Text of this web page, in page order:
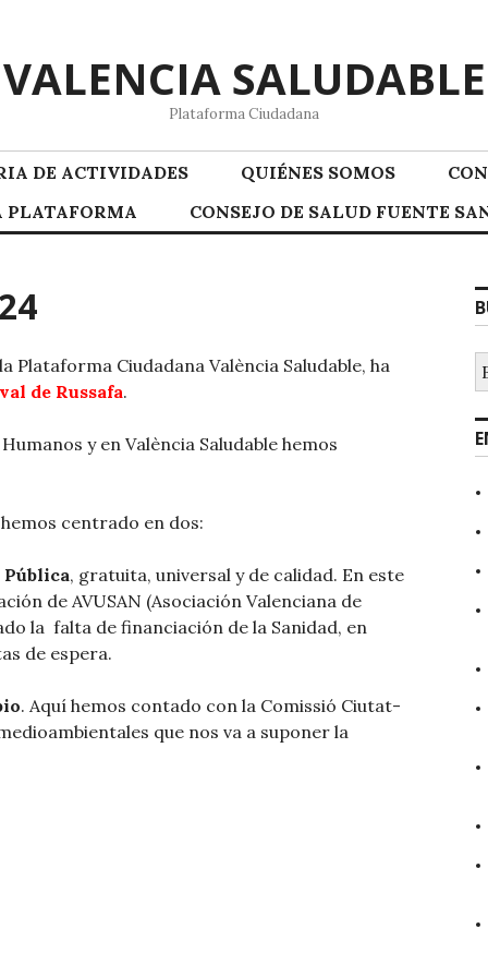
VALENCIA SALUDABLE
Plataforma Ciudadana
DE ACTIVIDADES QUIÉNES SOMOS
PLATAFORMA
CONSEJO DE SALUD FUENTE
Plataforma Ciudadana València Saludable, ha
de Russafa.
y en València Saludable hemos
centrado en dos:
Pública, gratuita, universal y de calidad. En este
de AVUSAN (Asociación Valenciana de
la falta de financiación de la Sanidad, en
de espera.
. Aquí hemos contado con la Comissió Ciutat-
que nos va a suponer la